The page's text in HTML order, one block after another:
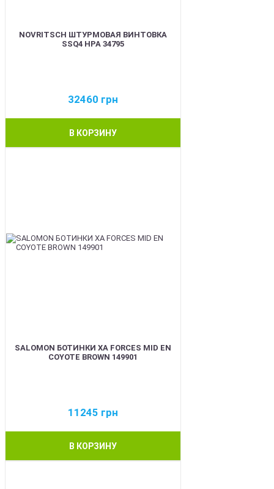
NOVRITSCH ШТУРМОВАЯ ВИНТОВКА
SSQ4 HPA 34795
32460 грн
В КОРЗИНУ
SALOMON БОТИНКИ XA FORCES MID EN
COYOTE BROWN 149901
11245 грн
В КОРЗИНУ